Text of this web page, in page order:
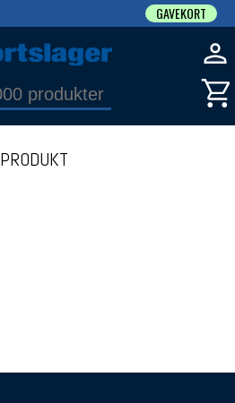
GAVEKORT
PRODUKT